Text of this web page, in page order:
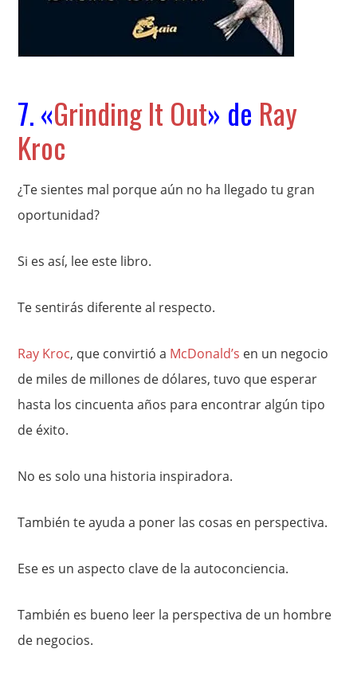
7. «Grinding It Out» de Ray
Kroc
¿Te sientes mal porque aún no ha llegado tu gran
oportunidad?
Si es así, lee este libro.
Te sentirás diferente al respecto.
Ray Kroc, que convirtió a McDonald’s en un negocio
de miles de millones de dólares, tuvo que esperar
hasta los cincuenta años para encontrar algún tipo
de éxito.
No es solo una historia inspiradora.
También te ayuda a poner las cosas en perspectiva.
Ese es un aspecto clave de la autoconciencia.
También es bueno leer la perspectiva de un hombre
de negocios.